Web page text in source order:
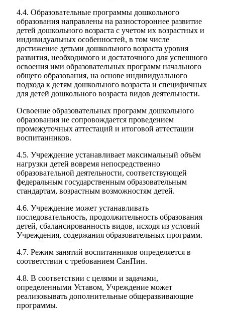
4.4. Образовательные программы дошкольного
образования направлены на разностороннее развитие
детей дошкольного возраста с учетом их возрастных и
индивидуальных особенностей, в том числе
достижение детьми дошкольного возраста уровня
развития, необходимого и достаточного для успешного
освоения ими образовательных программ начального
общего образования, на основе индивидуального
подхода к детям дошкольного возраста и специфичных
для детей дошкольного возраста видов деятельности.
Освоение образовательных программ дошкольного
образования не сопровождается проведением
промежуточных аттестаций и итоговой аттестации
воспитанников.
4.5. Учреждение устанавливает максимальный объём
нагрузки детей вовремя непосредственно
образовательной деятельности, соответствующей
федеральным государственным образовательным
стандартам, возрастным возможностям детей.
4.6. Учреждение может устанавливать
последовательность, продолжительность образования
детей, сбалансированность видов, исходя из условий
Учреждения, содержания образовательных программ.
4.7. Режим занятий воспитанников определяется в
соответствии с требованием СанПин.
4.8. В соответствии с целями и задачами,
определенными Уставом, Учреждение может
реализовывать дополнительные общеразвивающие
программы.